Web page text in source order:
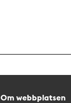
Om webbplatsen